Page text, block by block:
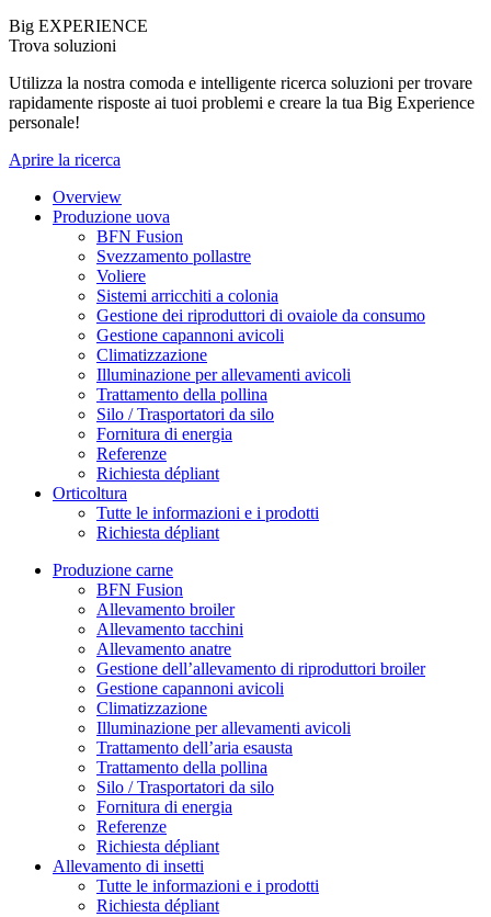
Big EXPERIENCE
Trova soluzioni
Utilizza la nostra comoda e intelligente ricerca soluzioni per trovare
rapidamente risposte ai tuoi problemi e creare la tua Big Experience
personale!
Aprire la ricerca
Overview
Produzione uova
BFN Fusion
Svezzamento pollastre
Voliere
Sistemi arricchiti a colonia
Gestione dei riproduttori di ovaiole da consumo
Gestione capannoni avicoli
Climatizzazione
Illuminazione per allevamenti avicoli
Trattamento della pollina
Silo / Trasportatori da silo
Fornitura di energia
Referenze
Richiesta dépliant
Orticoltura
Tutte le informazioni e i prodotti
Richiesta dépliant
Produzione carne
BFN Fusion
Allevamento broiler
Allevamento tacchini
Allevamento anatre
Gestione dell’allevamento di riproduttori broiler
Gestione capannoni avicoli
Climatizzazione
Illuminazione per allevamenti avicoli
Trattamento dell’aria esausta
Trattamento della pollina
Silo / Trasportatori da silo
Fornitura di energia
Referenze
Richiesta dépliant
Allevamento di insetti
Tutte le informazioni e i prodotti
Richiesta dépliant